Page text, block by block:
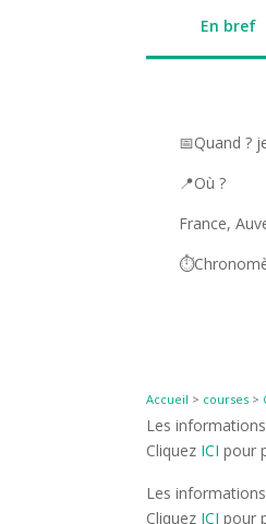
En bref
📅Quand ?
📍Où ?
France,
Accueil > courses >
Les
Cliquez ICI pour
Les
Cliquez ICI pour